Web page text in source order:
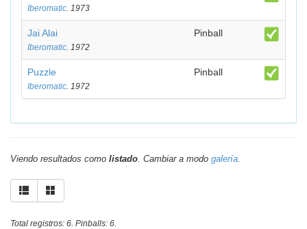
Iberomatic. 1973
Jai Alai
Iberomatic. 1972
Pinball
Puzzle
Iberomatic. 1972
Pinball
Viendo resultados como listado. Cambiar a modo galería.
Total registros: 6. Pinballs: 6.